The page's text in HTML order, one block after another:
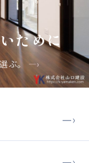
ために
ぶ。 —›
—›